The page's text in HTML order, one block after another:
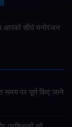
आपको सीधे मनोरंजन
समय पर पूर्ण किए जाने